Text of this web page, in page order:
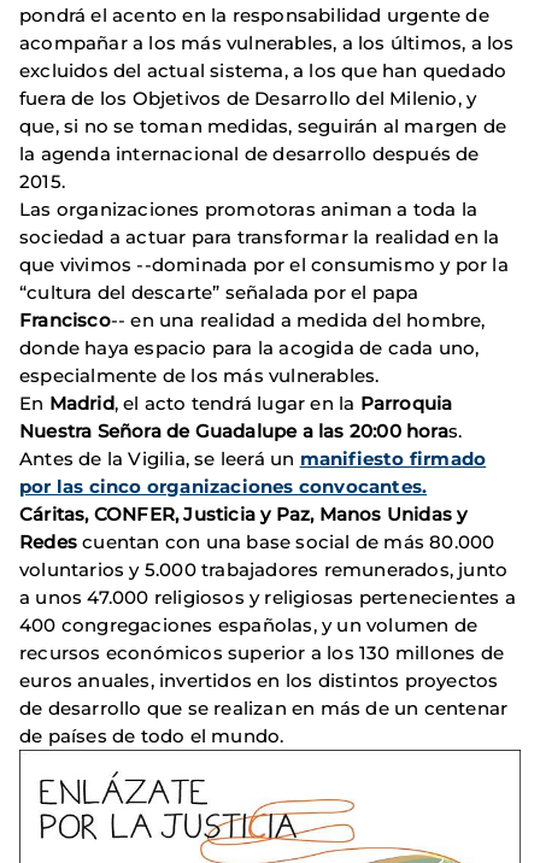
pondrá el acento en la responsabilidad urgente de
acompañar a los más vulnerables, a los últimos, a los
excluidos del actual sistema, a los que han quedado
fuera de los Objetivos de Desarrollo del Milenio, y
que, si no se toman medidas, seguirán al margen de
la agenda internacional de desarrollo después de
2015.
Las organizaciones promotoras animan a toda la
sociedad a actuar para transformar la realidad en la
que vivimos --dominada por el consumismo y por la
“cultura del descarte” señalada por el papa
Francisco-- en una realidad a medida del hombre,
donde haya espacio para la acogida de cada uno,
especialmente de los más vulnerables.
En Madrid, el acto tendrá lugar en la Parroquia
Nuestra Señora de Guadalupe a las 20:00 horas.
Antes de la Vigilia, se leerá un manifiesto firmado
por las cinco organizaciones convocantes.
Cáritas, CONFER, Justicia y Paz, Manos Unidas y
Redes cuentan con una base social de más 80.000
voluntarios y 5.000 trabajadores remunerados, junto
a unos 47.000 religiosos y religiosas pertenecientes a
400 congregaciones españolas, y un volumen de
recursos económicos superior a los 130 millones de
euros anuales, invertidos en los distintos proyectos
de desarrollo que se realizan en más de un centenar
de países de todo el mundo.